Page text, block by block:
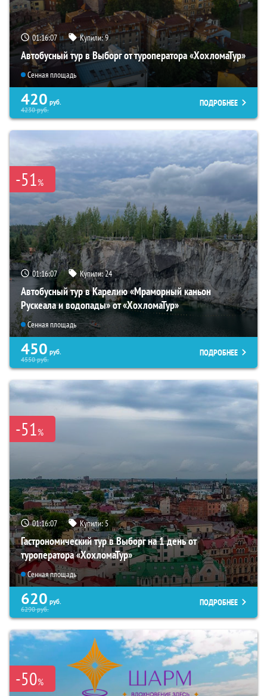
01:16:06 Купили:9
Автобусный тур в Выборг от туроператора «ХохломаТур»
Сенная площадь
420 руб.
4230руб.
ПОДРОБНЕЕ
-51%
01:16:06 Купили:24
Автобусный тур в Карелию «Мраморный каньон
Рускеала и водопады» от «ХохломаТур»
Сенная площадь
450 руб.
4550руб.
ПОДРОБНЕЕ
-51%
01:16:06 Купили:5
Гастрономический тур в Выборг на 1 день от
туроператора «ХохломаТур»
Сенная площадь
620 руб.
6290руб.
ПОДРОБНЕЕ
-50%